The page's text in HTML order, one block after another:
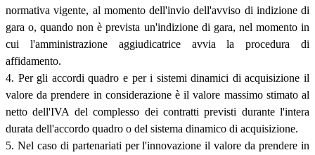
normativa vigente, al momento dell'invio dell'avviso di indizione di
gara o, quando non è prevista un'indizione di gara, nel momento in
cui l'amministrazione aggiudicatrice avvia la procedura di
affidamento.
4. Per gli accordi quadro e per i sistemi dinamici di acquisizione il
valore da prendere in considerazione è il valore massimo stimato al
netto dell'IVA del complesso dei contratti previsti durante l'intera
durata dell'accordo quadro o del sistema dinamico di acquisizione.
5. Nel caso di partenariati per l'innovazione il valore da prendere in